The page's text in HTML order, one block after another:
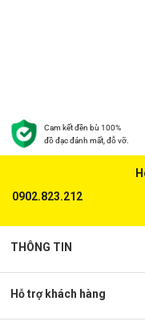
Cam kết đền bù 100%
đồ đạc đánh mất, đỗ vỡ.
0902.823.212
THÔNG TIN
Hỗ trợ khách hàng